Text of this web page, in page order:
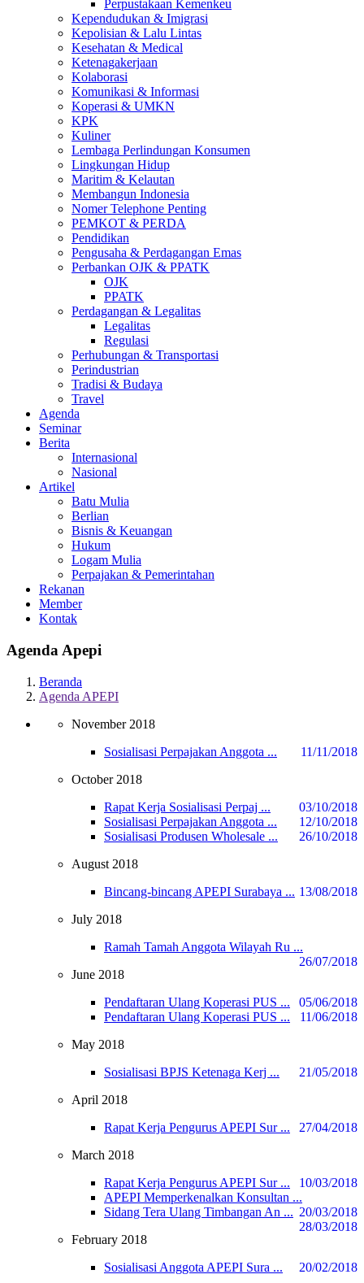
Perpustakaan Kemenkeu
Kependudukan & Imigrasi
Kepolisian & Lalu Lintas
Kesehatan & Medical
Ketenagakerjaan
Kolaborasi
Komunikasi & Informasi
Koperasi & UMKN
KPK
Kuliner
Lembaga Perlindungan Konsumen
Lingkungan Hidup
Maritim & Kelautan
Membangun Indonesia
Nomer Telephone Penting
PEMKOT & PERDA
Pendidikan
Pengusaha & Perdagangan Emas
Perbankan OJK & PPATK
OJK
PPATK
Perdagangan & Legalitas
Legalitas
Regulasi
Perhubungan & Transportasi
Perindustrian
Tradisi & Budaya
Travel
Agenda
Seminar
Berita
Internasional
Nasional
Artikel
Batu Mulia
Berlian
Bisnis & Keuangan
Hukum
Logam Mulia
Perpajakan & Pemerintahan
Rekanan
Member
Kontak
Agenda Apepi
Beranda
Agenda APEPI
November 2018
Sosialisasi Perpajakan Anggota ...
11/11/2018
October 2018
Rapat Kerja Sosialisasi Perpaj ...
03/10/2018
Sosialisasi Perpajakan Anggota ...
12/10/2018
Sosialisasi Produsen Wholesale ...
26/10/2018
August 2018
Bincang-bincang APEPI Surabaya ... 13/08/2018
July 2018
Ramah Tamah Anggota Wilayah Ru ...
26/07/2018
June 2018
Pendaftaran Ulang Koperasi PUS ...
05/06/2018
Pendaftaran Ulang Koperasi PUS ...
11/06/2018
May 2018
Sosialisasi BPJS Ketenaga Kerj ...
21/05/2018
April 2018
Rapat Kerja Pengurus APEPI Sur ...
27/04/2018
March 2018
Rapat Kerja Pengurus APEPI Sur ...
10/03/2018
APEPI Memperkenalkan Konsultan ...
20/03/2018
Sidang Tera Ulang Timbangan An ...
28/03/2018
February 2018
Sosialisasi Anggota APEPI Sura ...
20/02/2018